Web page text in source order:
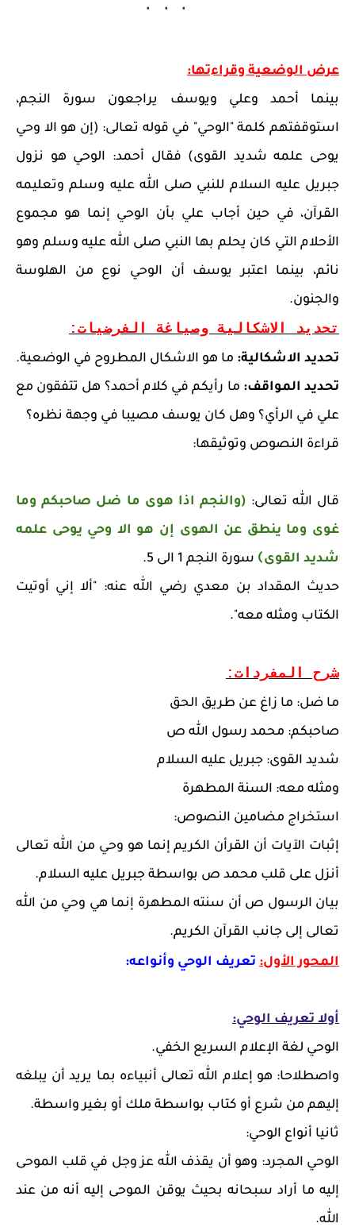
عرض الوضعية وقراءتها:
بينما أحمد وعلي ويوسف يراجعون سورة النجم،
استوقفتهم كلمة "الوحي" في قوله تعالى: (إن هو الا وحي
يوحى علمه شديد القوى) فقال أحمد: الوحي هو نزول
جبريل عليه السلام للنبي صلى الله عليه وسلم وتعليمه
القرآن، في حين أجاب علي بأن الوحي إنما هو مجموع
الأحلام التي كان يحلم بها النبي صلى الله عليه وسلم وهو
نائم، بينما اعتبر يوسف أن الوحي نوع من الهلوسة
والجنون.
تحديد الاشكالية وصياغة الفرضيات:
تحديد الاشكالية: ما هو الاشكال المطروح في الوضعية.
تحديد المواقف: ما رأيكم في كلام أحمد؟ هل تتفقون مع
علي في الرأي؟ وهل كان يوسف مصيبا في وجهة نظره؟
قراءة النصوص وتوثيقها:
قال الله تعالى: (والنجم اذا هوى ما ضل صاحبكم وما
غوى وما ينطق عن الهوى إن هو الا وحي يوحى علمه
شديد القوى﴾ سورة النجم 1 الى 5.
حديث المقداد بن معدي رضي الله عنه: "ألا إني أوتيت
الكتاب ومثله معه".
شرح المفردات:
ما ضل: ما زاغ عن طريق الحق
صاحبكم: محمد رسول الله ص
شديد القوى: جبريل عليه السلام
ومثله معه: السنة المطهرة
استخراج مضامين النصوص:
إثبات الآيات أن القرأن الكريم إنما هو وحي من الله تعالى
أنزل على قلب محمد ص بواسطة جبريل عليه السلام.
بيان الرسول ص أن سنته المطهرة إنما هي وحي من الله
تعالى إلى جانب القرآن الكريم.
المحور الأول: تعريف الوحي وأنواعه:
أولا تعريف الوحي:
الوحي لغة الإعلام السريع الخفي.
واصطلاحا: هو إعلام الله تعالى أنبياءه بما يريد أن يبلغه
إليهم من شرع أو كتاب بواسطة ملك أو بغير واسطة.
ثانيا أنواع الوحي:
الوحي المجرد: وهو أن يقذف الله عز وجل في قلب الموحى
إليه ما أراد سبحانه بحيث يوقن الموحى إليه أنه من عند
الله.